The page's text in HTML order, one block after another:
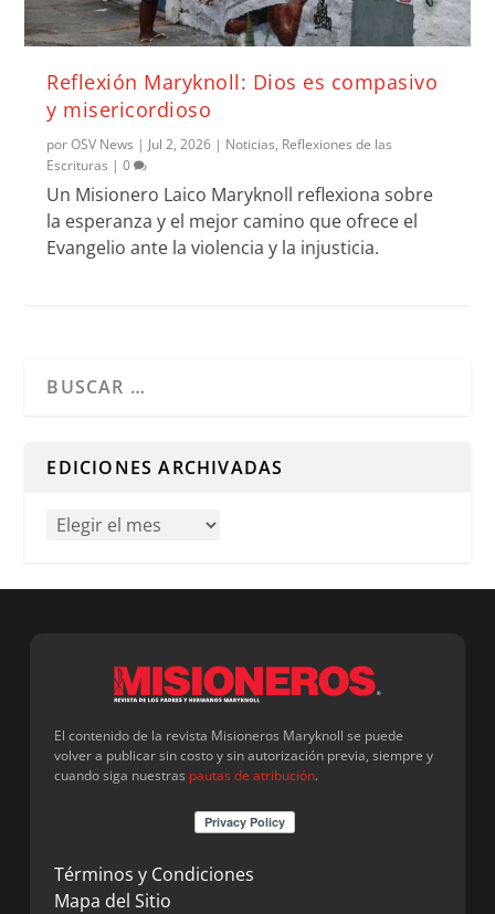
Reflexión Maryknoll: Dios es compasivo
y misericordioso
porOSV News | Jul 2, 2026 | Noticias, Reflexiones de las
Escrituras |0
Un Misionero Laico Maryknoll reflexiona sobre
la esperanza y el mejor camino que ofrece el
Evangelio ante la violencia y la injusticia.
EDICIONES ARCHIVADAS
El contenido de la revista Misioneros Maryknoll se puede
volver a publicar sin costo y sin autorización previa, siempre y
cuando siga nuestras pautas de atribución.
Términos y Condiciones
Mapa del Sitio